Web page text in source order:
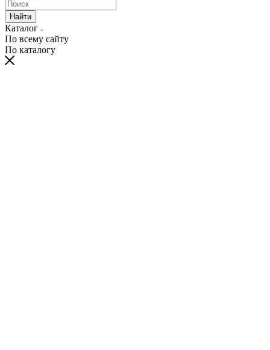
Найти
Каталог
По всему сайту
По каталогу